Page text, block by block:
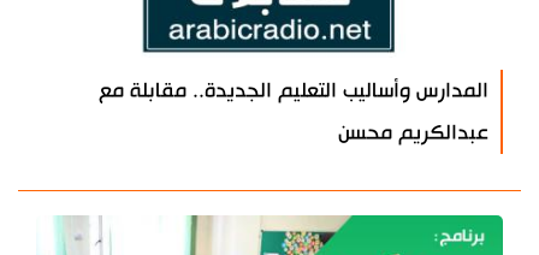
المدارس وأساليب التعليم الجديدة.. مقابلة مع
عبدالكريم محسن